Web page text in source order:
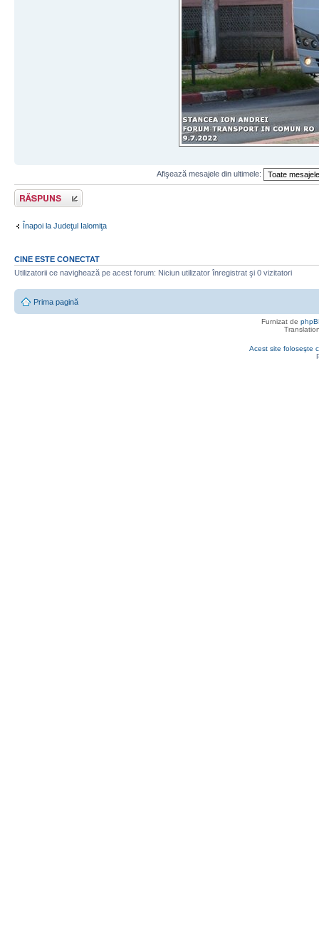
Afişează mesajele din ultimele:
Răspunde
Înapoi la Judeţul Ialomiţa
CINE ESTE CONECTAT
Utilizatorii ce navighează pe acest forum: Niciun utilizator înregistrat şi 0 vizitatori
Prima pagină
Furnizat de
Acest site foloseşte